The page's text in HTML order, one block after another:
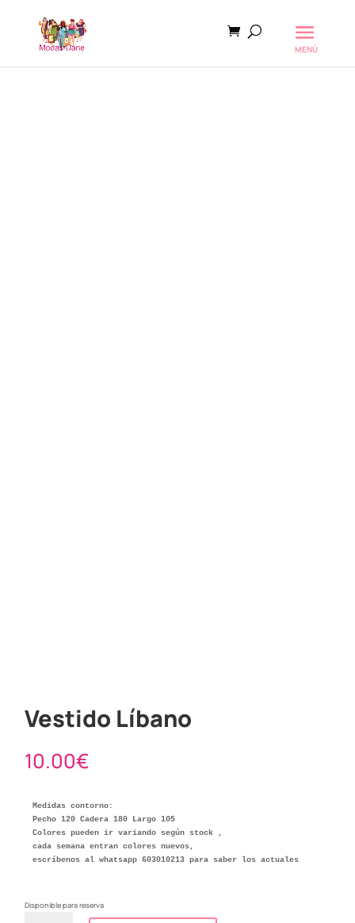
Vestido Líbano
10.00€
Medidas contorno:
Pecho 120 Cadera 180 Largo 105
Colores pueden ir variando según stock ,
cada semana entran colores nuevos,
escríbenos al whatsapp 603010213 para saber los actuales
Disponible para reserva